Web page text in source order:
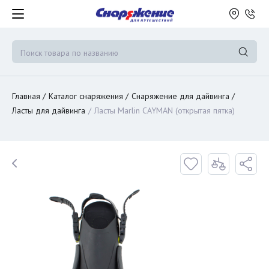
Главная Каталог снаряжения
Снаряжение для дайвинга
Ласты для дайвинга
Ласты Marlin CAYMAN (открытая пятка)